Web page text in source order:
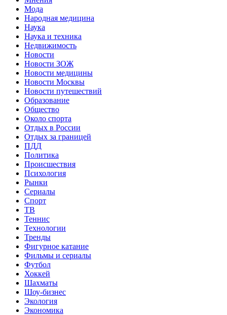
Мода
Народная медицина
Наука
Наука и техника
Недвижимость
Новости
Новости ЗОЖ
Новости медицины
Новости Москвы
Новости путешествий
Образование
Общество
Около спорта
Отдых в России
Отдых за границей
ПДД
Политика
Происшествия
Психология
Рынки
Сериалы
Спорт
ТВ
Теннис
Технологии
Тренды
Фигурное катание
Фильмы и сериалы
Футбол
Хоккей
Шахматы
Шоу-бизнес
Экология
Экономика